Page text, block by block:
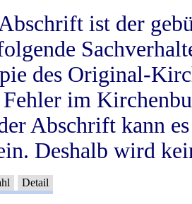
ist der
des Original-
im
Abschrift kann
Deshalb wird
Detail